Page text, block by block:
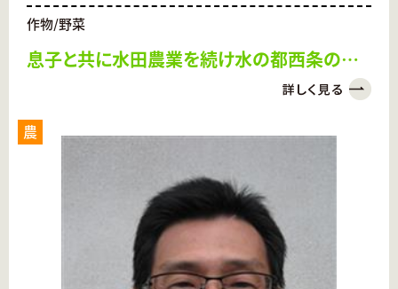
作物/野菜
息子と共に水田農業を続け水の都西条の環
農